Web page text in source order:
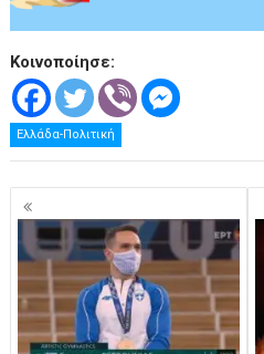
Κοινοποίησε:
Ελλάδα-Πολιτική
Πλοήγηση
άρθρων